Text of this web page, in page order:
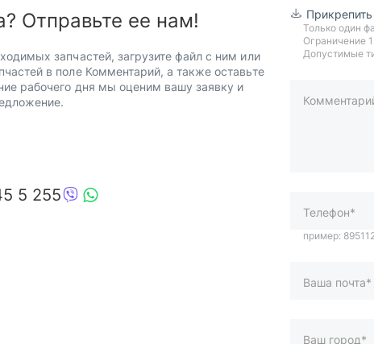
Отправьте ее нам!
запчастей, загрузите файл с ним или
в поле Комментарий, а также оставьте
рабочего дня мы оценим вашу заявку и
5 255
Только один
Ограничение
Допустимые
пример: